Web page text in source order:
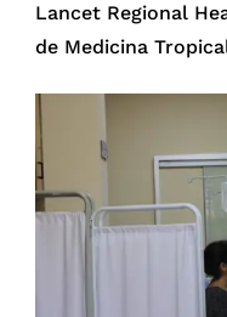
Lancet Regional
de Medicina